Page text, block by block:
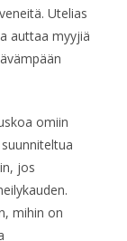
Utelias
auttaa myyjiä
omiin
jos
mihin on